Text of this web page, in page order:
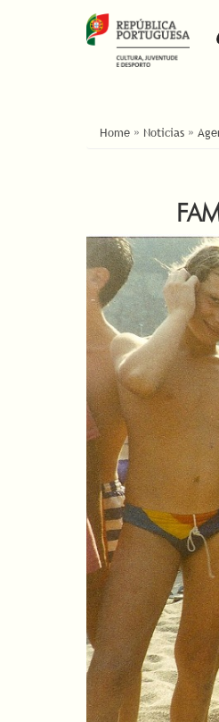
ESTÁ AQUI
Home » Noticias »